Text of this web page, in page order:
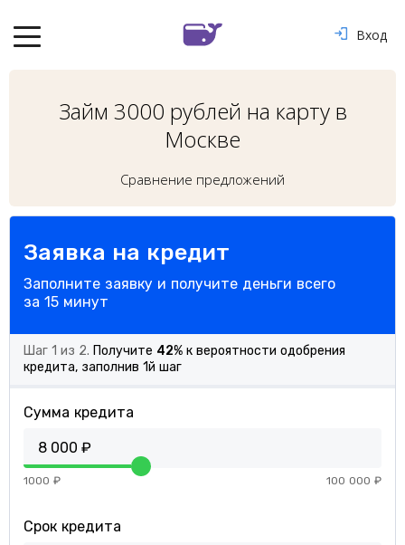
Вход
Займ 3000 рублей на карту в
Москве
Сравнение предложений